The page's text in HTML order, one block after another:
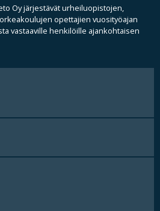
Oy järjestävät urheiluopistojen,
opettajien vuosityöajan
vastaaville henkilöille ajankohtaisen